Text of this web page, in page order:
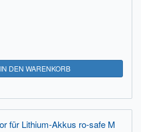
IN DEN WARENKORB
für Lithium-Akkus ro-safe M